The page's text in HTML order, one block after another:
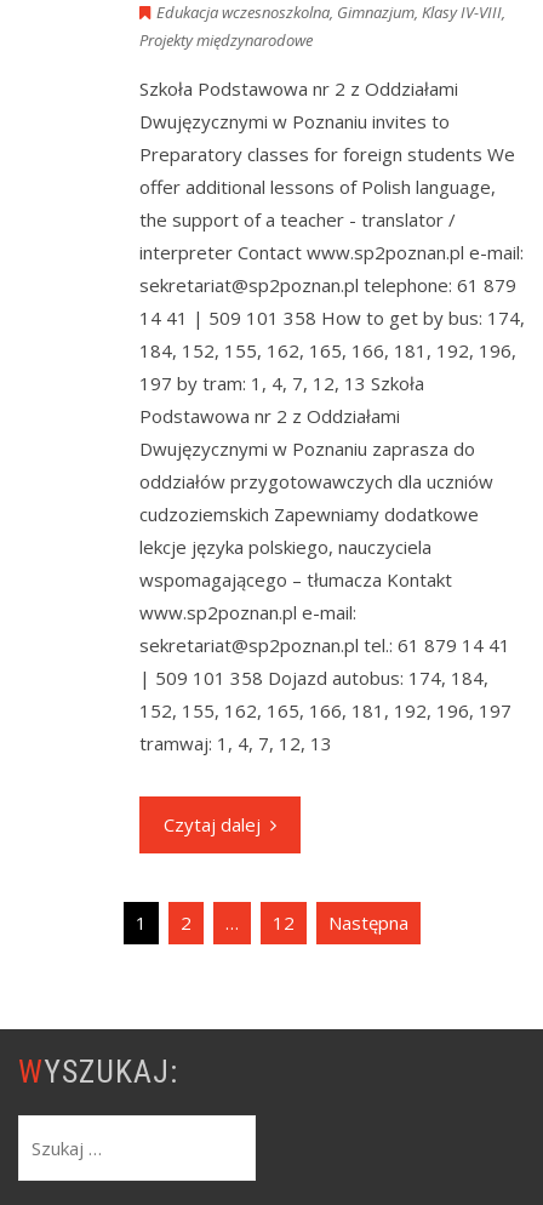
Edukacja wczesnoszkolna, Gimnazjum, Klasy IV-VIII,
Projekty międzynarodowe
Szkoła Podstawowa nr 2 z Oddziałami
Dwujęzycznymi w Poznaniu invites to
Preparatory classes for foreign students​ We
offer additional lessons of Polish language,
the support of a teacher - translator /
interpreter Contact www.sp2poznan.pl e-mail:
sekretariat@sp2poznan.pl telephone: 61 879
14 41 | 509 101 358 How to get by bus: 174,
184, 152, 155, 162, 165, 166, 181, 192, 196,
197 by tram: 1, 4, 7, 12, 13 Szkoła
Podstawowa nr 2 z Oddziałami
Dwujęzycznymi w Poznaniu zaprasza do
oddziałów przygotowawczych dla uczniów
cudzoziemskich Zapewniamy dodatkowe
lekcje języka polskiego, nauczyciela
wspomagającego – tłumacza Kontakt
www.sp2poznan.pl e-mail:
sekretariat@sp2poznan.pl tel.: 61 879 14 41
| 509 101 358 Dojazd autobus: 174, 184,
152, 155, 162, 165, 166, 181, 192, 196, 197
tramwaj: 1, 4, 7, 12, 13
Czytaj dalej
Nawigacja1 2 … 12 Następna
WYSZUKAJ: